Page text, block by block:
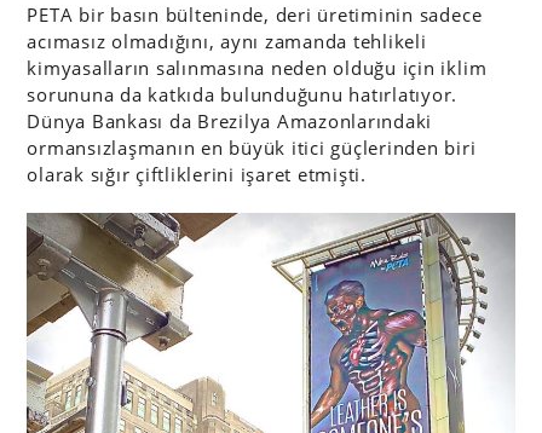
PETA bir basın bülteninde, deri üretiminin sadece
acımasız olmadığını, aynı zamanda tehlikeli
kimyasalların salınmasına neden olduğu için iklim
sorununa da katkıda bulunduğunu hatırlatıyor.
Dünya Bankası da Brezilya Amazonlarındaki
ormansızlaşmanın en büyük itici güçlerinden biri
olarak sığır çiftliklerini işaret etmişti.